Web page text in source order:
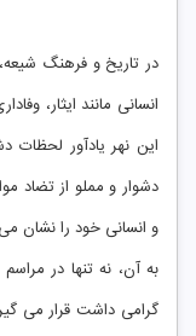
در تاریخ و فرهنگ
انسانی مانند ایثار،
این نهر یادآور
دشوار و مملو از تضاد
و انسانی خود را نشان
به آن، نه تنها در
گرامی ‌داشت قرار می